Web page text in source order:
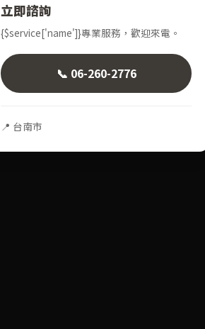
立即諮詢
{$service['name']}專業服務，歡迎來電。
📞 06-260-2776
📍 台南市